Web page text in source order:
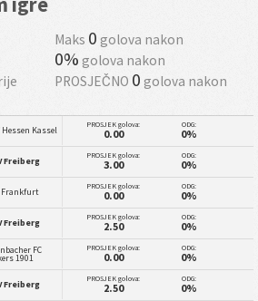
Maks 0 golova nakon
0% golova nakon
PROSJEČNO 0 golova nakon
Hessen Kassel PROSJEK golova:
0.00
ODG:
0%
Freiberg PROSJEK golova:
3.00
ODG:
0%
Frankfurt PROSJEK golova:
0.00
ODG:
0%
Freiberg PROSJEK golova:
2.50
ODG:
0%
FC
1901
PROSJEK golova:
0.00
ODG:
0%
Freiberg PROSJEK golova:
2.50
ODG:
0%